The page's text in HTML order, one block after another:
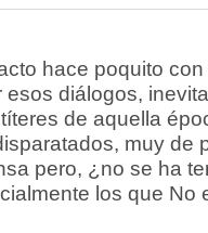
hace poquito
esos diálogos,
de aquella
muy de
pero, ¿no se ha
los que No